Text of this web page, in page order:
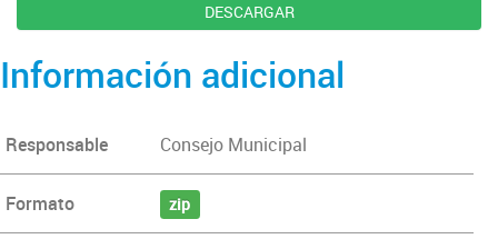
DESCARGAR
Información adicional
Responsable Consejo Municipal
Formato zip